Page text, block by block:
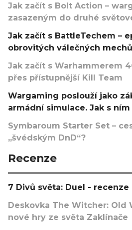
Jak začít s Bolt Action –
zasazeným do druhé
Jak začít s BattleTechem –
obrovitých válečných mechů
Jak začít s Warhammerem
přes přístupnější Kill Team
Wargaming poslouží jako
armádní simulace. Jak s
Symbaroum Starter Set –
„švédským DnD“?
Recenze
7 Divů světa: Duel -
Deskovka The Witcher: Old
nové hry ze světa Zaklínače